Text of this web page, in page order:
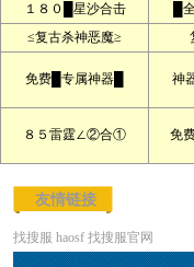
１８０█星沙合击
█
≤复古杀神恶魔≥
免费█专属神器█ 神
８５雷霆∠②合① 免
友情链接
找搜服 haosf 找搜服官网